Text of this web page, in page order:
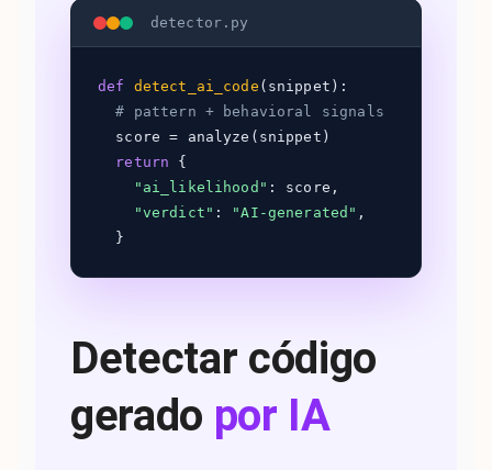
detector.py
def detect_ai_code (snippet):
# pattern + behavioral signals
score = analyze(snippet)
return
{
"ai_likelihood" : score,
"verdict" : "AI-generated" ,
}
Detectar código
gerado por IA